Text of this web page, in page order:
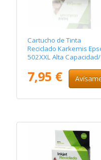
Cartucho de Tinta
Reciclado Karkemis
502XXL Alta Capacidad/
7,95 €